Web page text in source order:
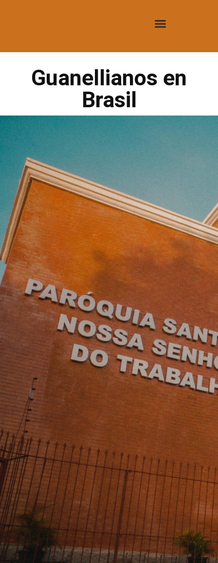
Guanellianos en
Brasil